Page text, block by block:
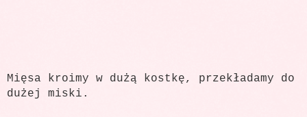
Mięsa kroimy w dużą kostkę, przekładamy do
dużej miski.